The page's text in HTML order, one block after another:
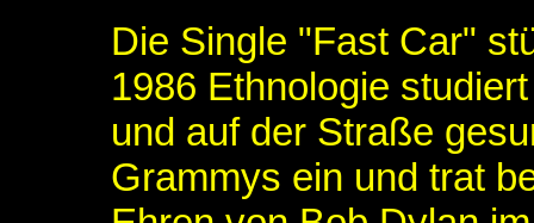
Die Single "Fast Car"
1986 Ethnologie
und auf der Straße
Grammys ein und trat